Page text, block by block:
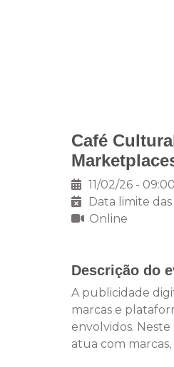
Café
11/02/26 -
Data limite
Online
Descrição do
A publicidade
marcas e
envolvidos.
atua com